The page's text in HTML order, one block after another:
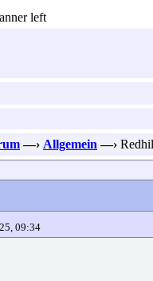
—› Allgemein —›
09:34